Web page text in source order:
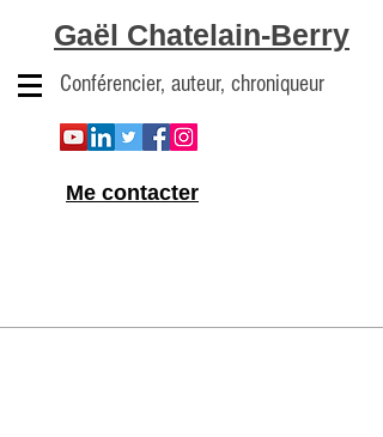
Gaël Chatelain-Berry
Conférencier, auteur, chroniqueur
Me contacter